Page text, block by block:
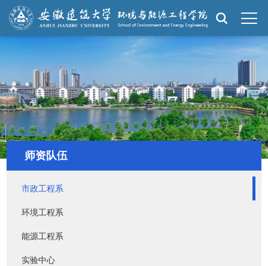
师资队伍
市政工程系
环境工程系
能源工程系
实验中心